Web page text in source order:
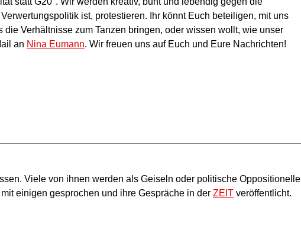
ist, protestieren. Ihr könnt Euch beteiligen, mit uns
Verhältnisse zum Tanzen bringen, oder wissen wollt, wie unser
an Nina Eumann. Wir freuen uns auf Euch und Eure Nachrichten!
Viele von ihnen werden als Geiseln oder politische Oppositionelle
einigen gesprochen und ihre Gespräche in der ZEIT veröffentlicht.